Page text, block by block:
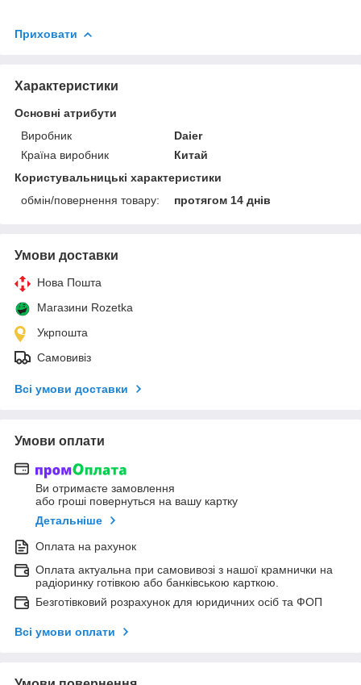
Приховати
Характеристики
Основні атрибути
Виробник
Daier
Країна виробник
Китай
Користувальницькі характеристики
обмін/повернення товару:
протягом 14 днів
Умови доставки
Нова Пошта
Магазини Rozetka
Укрпошта
Самовивіз
Всі умови доставки
Умови оплати
Ви отримаєте замовлення
або гроші повернуться на вашу картку
Детальніше
Оплата на рахунок
Оплата актуальна при самовивозі з нашої крамнички на
радіоринку готівкою або банківською карткою.
Безготівковий розрахунок для юридичних осіб та ФОП
Всі умови оплати